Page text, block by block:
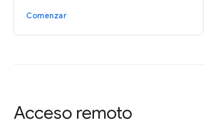
Comenzar
Acceso remoto